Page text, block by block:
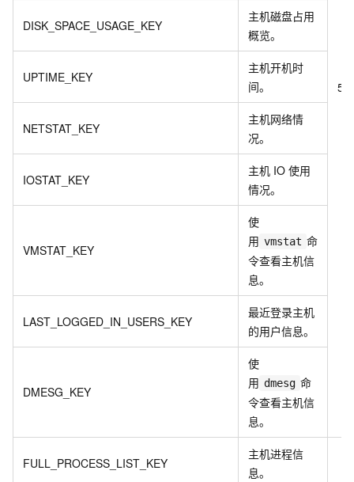
5
DISK_SPACE_USAGE_KEY
主机磁盘占用
概览。
UPTIME_KEY
主机开机时
间。
NETSTAT_KEY
主机网络情
况。
IOSTAT_KEY
主机 IO 使用
情况。
VMSTAT_KEY
使
用 vmstat 命
令查看主机信
息。
LAST_LOGGED_IN_USERS_KEY
最近登录主机
的用户信息。
DMESG_KEY
使
用 dmesg 命
令查看主机信
息。
FULL_PROCESS_LIST_KEY
主机进程信
息。